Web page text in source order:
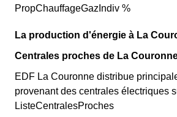
PropChauffageGazIndiv %
La production d'énergie à La
Centrales proches de La
EDF La Couronne distribue
provenant des centrales électriques
ListeCentralesProches